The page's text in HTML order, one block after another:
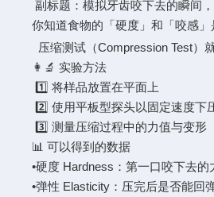
副标题：模拟牙齿咬下去的瞬间
你知道食物的「硬度」和「咬感」
压缩测试（Compression Test）
👩‍🔬 实验方法
1️⃣ 将样品放置在平面上
2️⃣ 使用平板型探头以固定速度下
3️⃣ 测量压缩过程中的力值与变形
📊 可以得到的数据
•硬度 Hardness：第一口咬下去的
•弹性 Elasticity：压完后是否能回